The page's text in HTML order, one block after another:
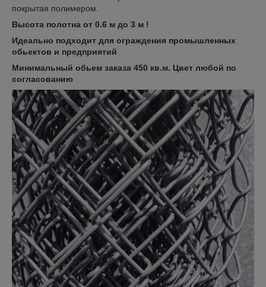
покрытая полимером.
Высота полотна от 0.6 м до 3 м !
Идеально подходит для ограждения промышленных
обьектов и предприятий
Минимальный обьем заказа 450 кв.м. Цвет любой по
согласованию